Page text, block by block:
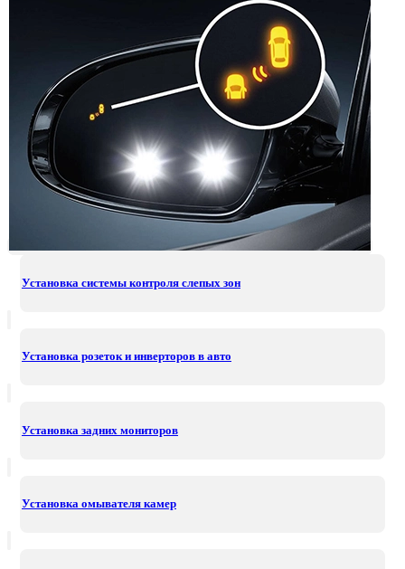
Установка системы контроля слепых зон
Установка розеток и инверторов в авто
Установка задних мониторов
Установка омывателя камер